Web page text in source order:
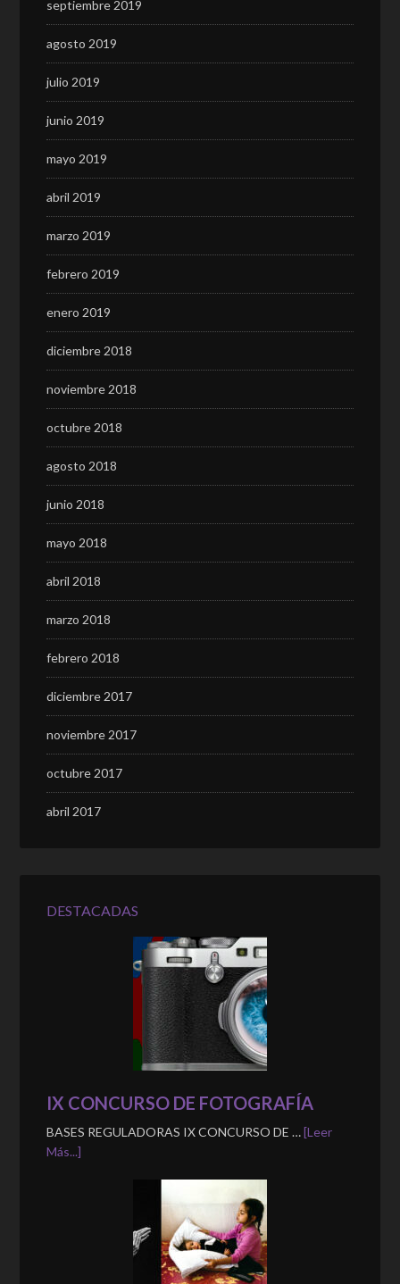
septiembre 2019
agosto 2019
julio 2019
junio 2019
mayo 2019
abril 2019
marzo 2019
febrero 2019
enero 2019
diciembre 2018
noviembre 2018
octubre 2018
agosto 2018
junio 2018
mayo 2018
abril 2018
marzo 2018
febrero 2018
diciembre 2017
noviembre 2017
octubre 2017
abril 2017
DESTACADAS
IX CONCURSO DE FOTOGRAFÍA
BASES REGULADORAS IX CONCURSO DE …[Leer
Más...]